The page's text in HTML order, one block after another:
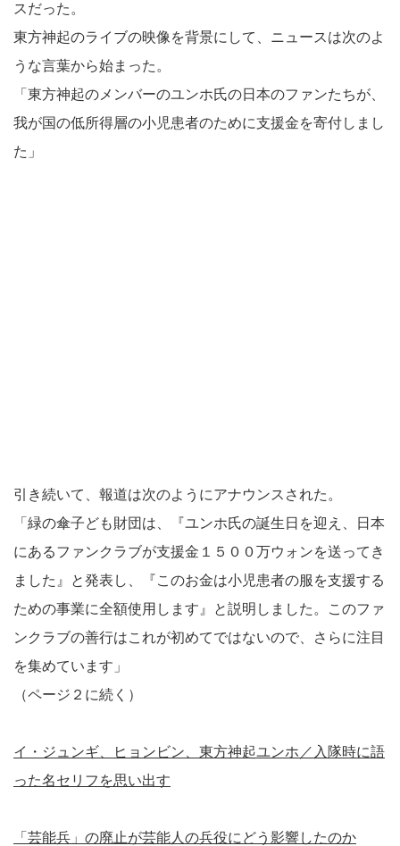
スだった。
東方神起のライブの映像を背景にして、ニュースは次のよ
うな言葉から始まった。
「東方神起のメンバーのユンホ氏の日本のファンたちが、
我が国の低所得層の小児患者のために支援金を寄付しまし
た」
引き続いて、報道は次のようにアナウンスされた。
「緑の傘子ども財団は、『ユンホ氏の誕生日を迎え、日本
にあるファンクラブが支援金１５００万ウォンを送ってき
ました』と発表し、『このお金は小児患者の服を支援する
ための事業に全額使用します』と説明しました。このファ
ンクラブの善行はこれが初めてではないので、さらに注目
を集めています」
（ページ２に続く）
イ・ジュンギ、ヒョンビン、東方神起ユンホ／入隊時に語
った名セリフを思い出す
「芸能兵」の廃止が芸能人の兵役にどう影響したのか